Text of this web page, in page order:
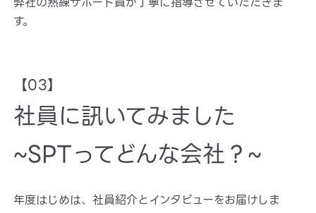
す。
【03】
社員に訊いてみました
~SPTってどんな会社？~
年度はじめは、社員紹介とインタビューをお届けしま